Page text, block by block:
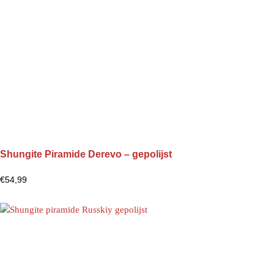
Shungite Piramide Derevo – gepolijst
€54,99